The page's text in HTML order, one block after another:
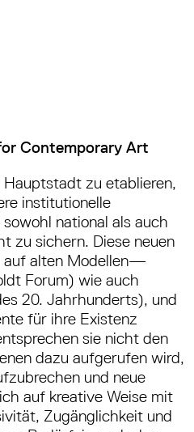
Contemporary Art
zu etablieren,
institutionelle
national als auch
zu sichern. Diese neuen
auf alten Modellen—
Forum) wie auch
20. Jahrhunderts), und
für ihre Existenz
sie nicht den
dazu aufgerufen wird,
und neue
auf kreative Weise mit
Zugänglichkeit und